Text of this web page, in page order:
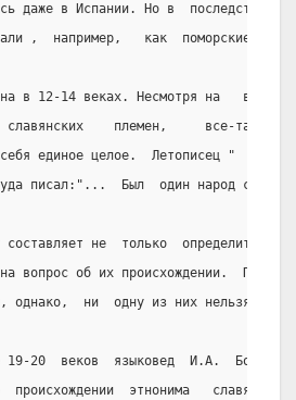
даже в Испании. Но в  последствии
,  например,   как  поморские
в 12-14 веках. Несмотря на   вроде
славянских    племен,     все-таки
себя единое целое.  Летописец "
писал:"...  Был  один народ
составляет не  только  определить
вопрос об их происхождении.  По
однако,  ни  одну из них нельзя
19-20  веков  языковед  И.А.  Бодуэн
происхождении  этнонима